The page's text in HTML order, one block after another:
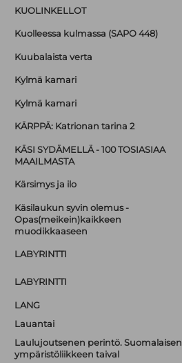
KUOLINKELLOT
Kuolleessa kulmassa (SAPO 448)
Kuubalaista verta
Kylmä kamari
Kylmä kamari
KÄRPPÄ: Katrionan tarina 2
KÄSI SYDÄMELLÄ - 100 TOSIASIAA
MAAILMASTA
Kärsimys ja ilo
Käsilaukun syvin olemus -
Opas(meikein)kaikkeen
muodikkaaseen
LABYRINTTI
LABYRINTTI
LANG
Lauantai
Laulujoutsenen perintö. Suomalaisen
ympäristöliikkeen taival